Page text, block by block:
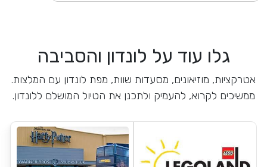
גלו עוד על לונדון והסביבה
אטרקציות, מוזיאונים, מסעדות שוות, מפת לונדון עם המלצות.
ממשיכים לקרוא, להעמיק ולתכנן את הטיול המושלם ללונדון.